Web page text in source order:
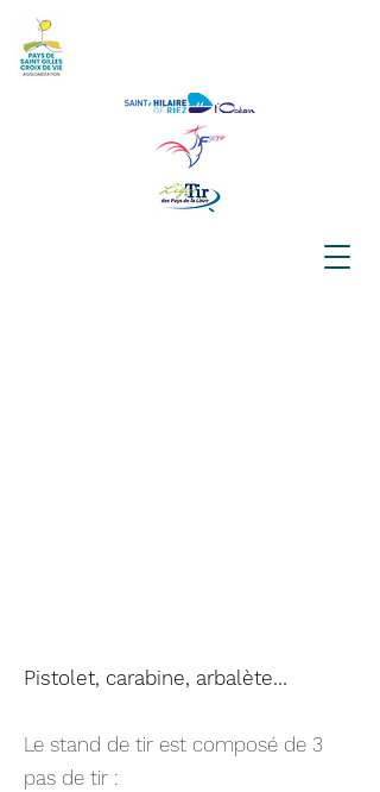
Pistolet, carabine, arbalète…
Le stand de tir est composé de 3
pas de tir :